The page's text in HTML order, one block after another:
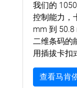
我们的
控制能力，
mm 到
二维条码的
用插拔卡扣
查看马肯